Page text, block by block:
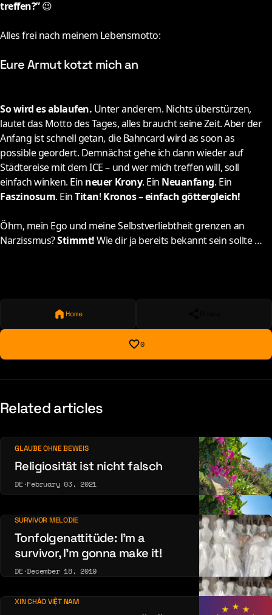
treffen?”😉
Alles frei nach meinem Lebensmotto:
Eure Armut kotzt mich an
So wird es ablaufen. Unter anderem. Nichts überstürzen,
lautet das Motto des Tages, alles braucht seine Zeit. Aber der
Anfang ist schnell getan, die Bahncard wird as soon as
possible geordert. Demnächst gehe ich dann wieder auf
Städtereise mit dem ICE – und wer mich treffen will, soll
einfach winken. Ein neuer Krony. Ein Neuanfang. Ein
Faszinosum. EinTitan! Kronos – einfach göttergleich!
Öhm, mein Ego und meine Selbstverliebtheit grenzen an
Narzissmus?Stimmt!Wie dir ja bereits bekannt sein sollte …
Home
0
Related articles
GLAUBE OHNE BEWEIS
Religiosität ist nicht falsch
DE·February 03, 2021
SURVIVOR MELODIE
Tonfolgenattitüde: I’m a
survivor, I’m gonna make it!
DE·December 18, 2019
XIN CHÀO VIỆT NAM